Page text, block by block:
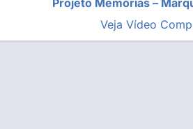
Projeto Memórias –
Veja Vídeo